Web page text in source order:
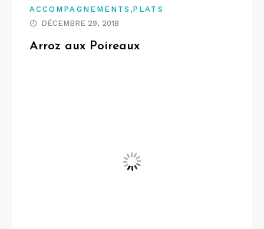
ACCOMPAGNEMENTS ,PLATS
DÉCEMBRE 29, 2018
Arroz aux Poireaux